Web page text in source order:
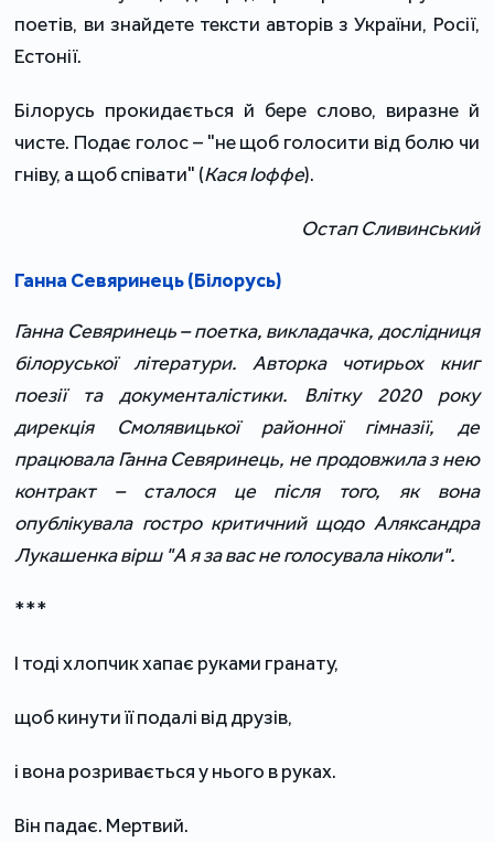
поетів, ви знайдете тексти авторів з України, Росії,
Естонії.
Білорусь прокидається й бере слово, виразне й
чисте. Подає голос – "не щоб голосити від болю чи
гніву, а щоб співати" (Кася Іоффе).
Остап Сливинський
Ганна Севяринець (Білорусь)
Ганна Севяринець – поетка, викладачка, дослідниця
білоруської літератури. Авторка чотирьох книг
поезії та документалістики. Влітку 2020 року
дирекція Смолявицької районної гімназії, де
працювала Ганна Севяринець, не продовжила з нею
контракт – сталося це після того, як вона
опублікувала гостро критичний щодо Аляксандра
Лукашенка вірш "А я за вас не голосувала ніколи".
***
І тоді хлопчик хапає руками гранату,
щоб кинути її подалі від друзів,
і вона розривається у нього в руках.
Він падає. Мертвий.